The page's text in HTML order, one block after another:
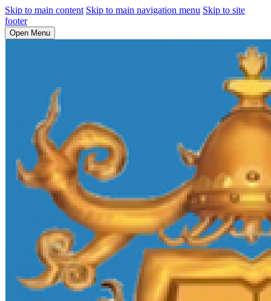
Skip to main content Skip to main navigation menu Skip to site
footer
Open Menu